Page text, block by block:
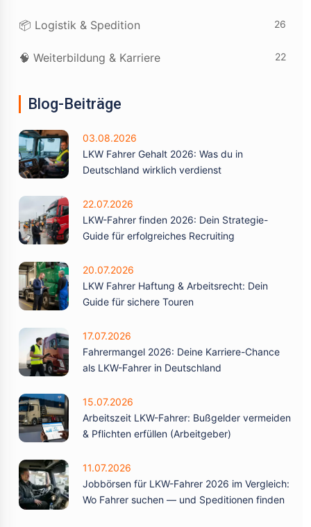
📦 Logistik & Spedition 26
🧠 Weiterbildung & Karriere 22
Blog-Beiträge
03.08.2026
LKW Fahrer Gehalt 2026: Was du in
Deutschland wirklich verdienst
22.07.2026
LKW-Fahrer finden 2026: Dein Strategie-
Guide für erfolgreiches Recruiting
20.07.2026
LKW Fahrer Haftung & Arbeitsrecht: Dein
Guide für sichere Touren
17.07.2026
Fahrermangel 2026: Deine Karriere-Chance
als LKW-Fahrer in Deutschland
15.07.2026
Arbeitszeit LKW-Fahrer: Bußgelder vermeiden
& Pflichten erfüllen (Arbeitgeber)
11.07.2026
Jobbörsen für LKW-Fahrer 2026 im Vergleich:
Wo Fahrer suchen — und Speditionen finden